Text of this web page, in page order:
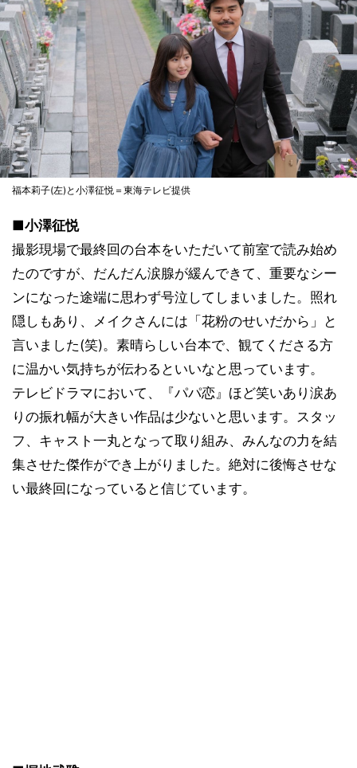
福本莉子(左)と小澤征悦＝東海テレビ提供
■小澤征悦
撮影現場で最終回の台本をいただいて前室で読み始め
たのですが、だんだん涙腺が緩んできて、重要なシー
ンになった途端に思わず号泣してしまいました。照れ
隠しもあり、メイクさんには「花粉のせいだから」と
言いました(笑)。素晴らしい台本で、観てくださる方
に温かい気持ちが伝わるといいなと思っています。
テレビドラマにおいて、『パパ恋』ほど笑いあり涙あ
りの振れ幅が大きい作品は少ないと思います。スタッ
フ、キャスト一丸となって取り組み、みんなの力を結
集させた傑作ができ上がりました。絶対に後悔させな
い最終回になっていると信じています。